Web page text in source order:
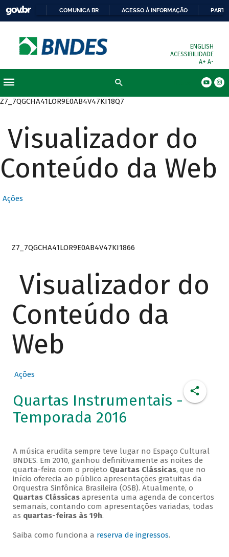
COMUNICA BR ACESSO À INFORMAÇÃO
ENGLISH
ACESSIBILIDADE
A+ A-
Z7_7QGCHA41LOR9E0AB4V47KI18Q7
Visualizador do
Conteúdo da Web
Ações
Z7_7QGCHA41LOR9E0AB4V47KI1866
Visualizador do
Conteúdo da
Web
Ações
Quartas Instrumentais -
Temporada 2016
A música erudita sempre teve lugar no Espaço Cultural
BNDES. Em 2010, ganhou definitivamente as noites de
quarta-feira com o projeto Quartas Clássicas, que no
início oferecia ao público apresentações gratuitas da
Orquestra Sinfônica Brasileira (OSB). Atualmente, o
Quartas Clássicasapresenta uma agenda de concertos
semanais, contando com apresentações variadas, todas
as quartas-feiras às 19h.
Saiba como funciona a reserva de ingressos.